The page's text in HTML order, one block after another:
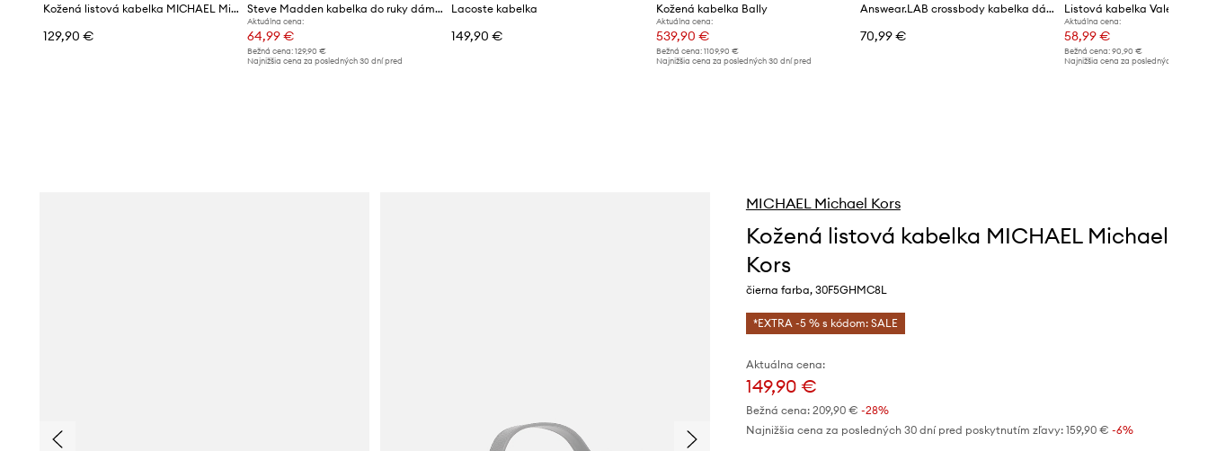
Kožená listová kabelka MICHAEL Michael Kors
129,90 €
Steve Madden kabelka do ruky dámska z imitácie kože Bdiamond
Aktuálna cena:
64,99 €
Bežná cena:129,90 €
Najnižšia cena za posledných 30 dní pred
Lacoste kabelka
149,90 €
Kožená kabelka Bally
Aktuálna cena:
539,90 €
Bežná cena: 1109,90 €
Najnižšia cena za posledných 30 dní pred
Answear.LAB crossbody kabelka dámska kožená
70,99 €
Listová kabelka Valentino
Aktuálna cena:
58,99 €
Bežná cena: 90,90 €
Najnižšia cena za posledných 30 dní
MICHAEL Michael Kors
Kožená listová kabelka MICHAEL Michael
Kors
čierna farba, 30F5GHMC8L
*EXTRA -5 % s kódom: SALE
Aktuálna cena:
149,90 €
Bežná cena: 209,90 € -28%
Najnižšia cena za posledných 30 dní pred poskytnutím zľavy: 159,90 € -6%